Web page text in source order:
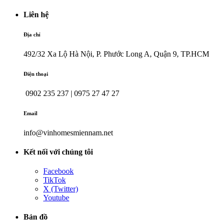
Liên hệ
Địa chỉ
492/32 Xa Lộ Hà Nội, P. Phước Long A, Quận 9, TP.HCM
Điện thoại
0902 235 237 | 0975 27 47 27
Email
info@vinhomesmiennam.net
Kết nối với chúng tôi
Facebook
TikTok
X (Twitter)
Youtube
Bản đồ